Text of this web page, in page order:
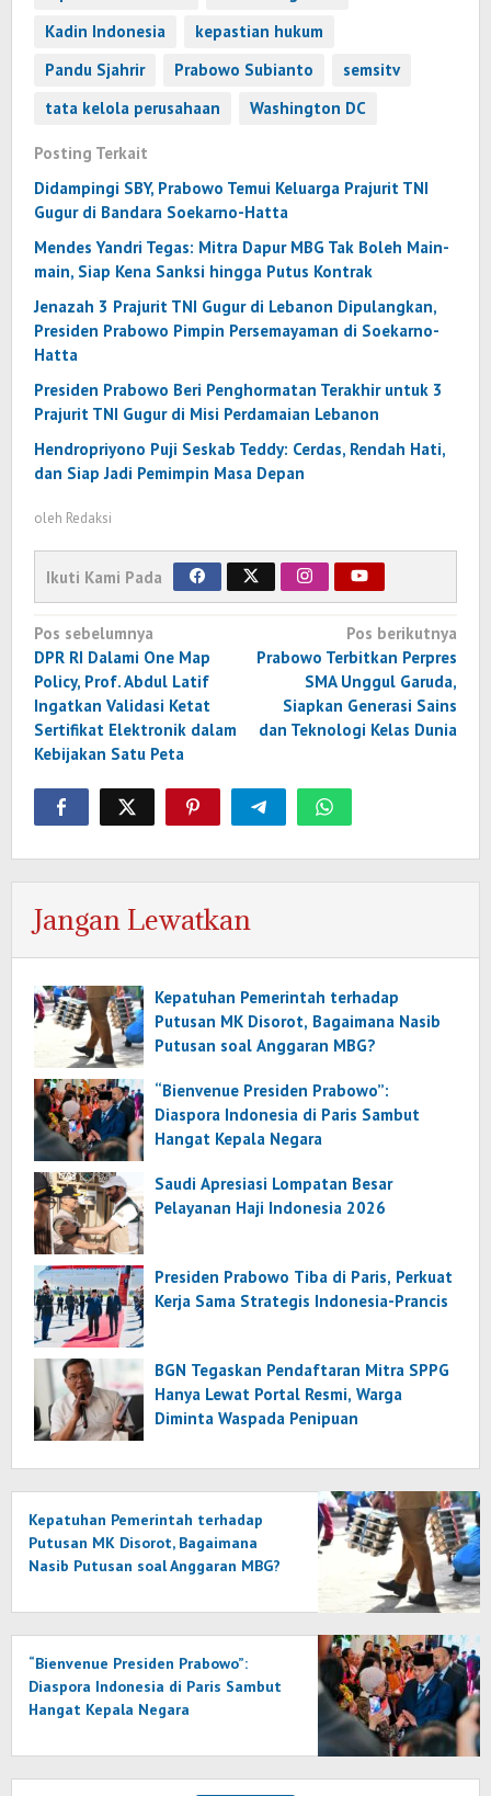
Kadin Indonesia
kepastian hukum
Pandu Sjahrir
Prabowo Subianto
semsitv
tata kelola perusahaan
Washington DC
Posting Terkait
Didampingi SBY, Prabowo Temui Keluarga Prajurit TNI
Gugur di Bandara Soekarno-Hatta
Mendes Yandri Tegas: Mitra Dapur MBG Tak Boleh Main-
main, Siap Kena Sanksi hingga Putus Kontrak
Jenazah 3 Prajurit TNI Gugur di Lebanon Dipulangkan,
Presiden Prabowo Pimpin Persemayaman di Soekarno-
Hatta
Presiden Prabowo Beri Penghormatan Terakhir untuk 3
Prajurit TNI Gugur di Misi Perdamaian Lebanon
Hendropriyono Puji Seskab Teddy: Cerdas, Rendah Hati,
dan Siap Jadi Pemimpin Masa Depan
oleh Redaksi
Ikuti Kami Pada
Navigasi
pos
Pos sebelumnya
DPR RI Dalami One Map
Policy, Prof. Abdul Latif
Ingatkan Validasi Ketat
Sertifikat Elektronik dalam
Kebijakan Satu Peta
Pos berikutnya
Prabowo Terbitkan Perpres
SMA Unggul Garuda,
Siapkan Generasi Sains
dan Teknologi Kelas Dunia
Jangan Lewatkan
Kepatuhan Pemerintah terhadap
Putusan MK Disorot, Bagaimana Nasib
Putusan soal Anggaran MBG?
“Bienvenue Presiden Prabowo”:
Diaspora Indonesia di Paris Sambut
Hangat Kepala Negara
Saudi Apresiasi Lompatan Besar
Pelayanan Haji Indonesia 2026
Presiden Prabowo Tiba di Paris, Perkuat
Kerja Sama Strategis Indonesia-Prancis
BGN Tegaskan Pendaftaran Mitra SPPG
Hanya Lewat Portal Resmi, Warga
Diminta Waspada Penipuan
Kepatuhan Pemerintah terhadap
Putusan MK Disorot, Bagaimana
Nasib Putusan soal Anggaran MBG?
“Bienvenue Presiden Prabowo”:
Diaspora Indonesia di Paris Sambut
Hangat Kepala Negara